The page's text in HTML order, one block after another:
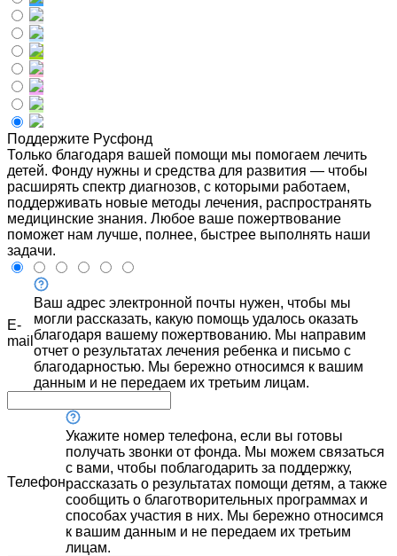
Поддержите Русфонд
Только благодаря вашей помощи мы помогаем лечить
детей. Фонду нужны и средства для развития — чтобы
расширять спектр диагнозов, с которыми работаем,
поддерживать новые методы лечения, распространять
медицинские знания. Любое ваше пожертвование
поможет нам лучше, полнее, быстрее выполнять наши
задачи.
E-
mail
Ваш адрес электронной почты нужен, чтобы мы
могли рассказать, какую помощь удалось оказать
благодаря вашему пожертвованию. Мы направим
отчет о результатах лечения ребенка и письмо с
благодарностью. Мы бережно относимся к вашим
данным и не передаем их третьим лицам.
Телефон
Укажите номер телефона, если вы готовы
получать звонки от фонда. Мы можем связаться
с вами, чтобы поблагодарить за поддержку,
рассказать о результатах помощи детям, а также
сообщить о благотворительных программах и
способах участия в них. Мы бережно относимся
к вашим данным и не передаем их третьим
лицам.